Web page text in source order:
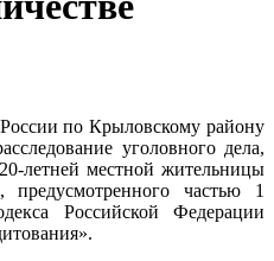
по Крыловскому району
уголовного дела,
летней местной жительницы
предусмотренного частью 1
Российской Федерации